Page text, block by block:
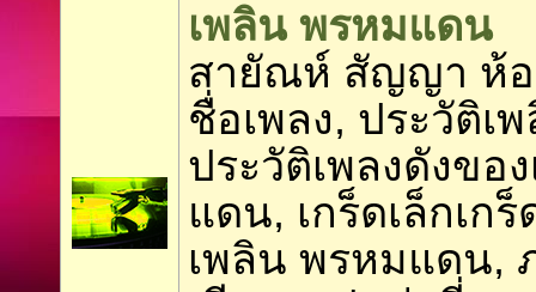
เพลิน พรหมแดน
สายัณห์ สัญญา ห้อ
ชื่อเพลง, ประวัติเ
ประวัติเพลงดังขอ
แดน, เกร็ดเล็กเก
เพลิน พรหมแดน,